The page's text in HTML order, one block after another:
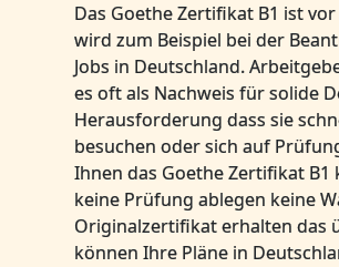
Das Goethe Zertifikat B1 ist
wird zum Beispiel bei der
Jobs in Deutschland.
es oft als Nachweis für solide
Herausforderung dass sie
besuchen oder sich auf
Ihnen das Goethe Zertifikat
keine Prüfung ablegen keine
Originalzertifikat erhalten das
können Ihre Pläne in